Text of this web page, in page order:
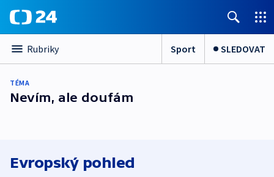
Rubriky Sport SLEDOVAT
TÉMA
Nevím, ale doufám
Evropský pohled